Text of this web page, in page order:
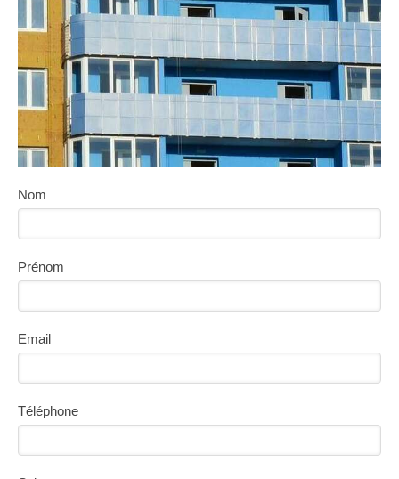
Nom
Prénom
Email
Téléphone